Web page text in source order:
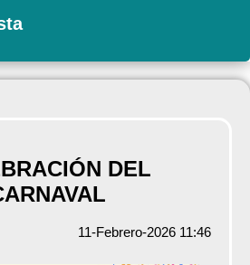
DEL
11-Febrero-2026 11:46